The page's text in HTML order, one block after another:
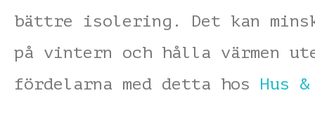
bättre isolering. Det kan
på vintern och hålla värmen ute
fördelarna med detta hos Hus &